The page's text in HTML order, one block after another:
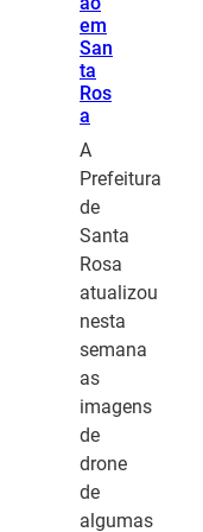
em
San
ta
Ros
a
A
Prefeitura
de
Santa
Rosa
atualizou
nesta
semana
as
imagens
de
drone
de
algumas